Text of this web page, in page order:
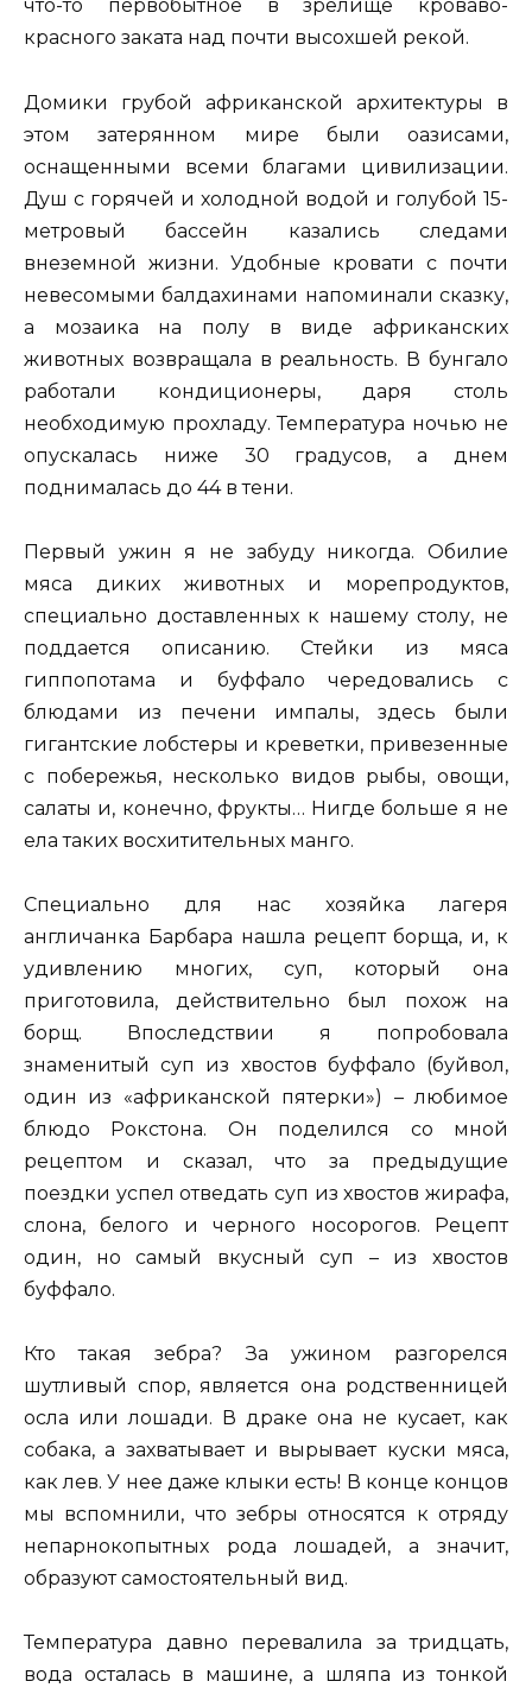
что-то первобытное в зрелище кроваво-
красного заката над почти высохшей рекой.
Домики грубой африканской архитектуры в
этом затерянном мире были оазисами,
оснащенными всеми благами цивилизации.
Душ с горячей и холодной водой и голубой 15-
метровый бассейн казались следами
внеземной жизни. Удобные кровати с почти
невесомыми балдахинами напоминали сказку,
а мозаика на полу в виде африканских
животных возвращала в реальность. В бунгало
работали кондиционеры, даря столь
необходимую прохладу. Температура ночью не
опускалась ниже 30 градусов, а днем
поднималась до 44 в тени.
Первый ужин я не забуду никогда. Обилие
мяса диких животных и морепродуктов,
специально доставленных к нашему столу, не
поддается описанию. Стейки из мяса
гиппопотама и буффало чередовались с
блюдами из печени импалы, здесь были
гигантские лобстеры и креветки, привезенные
с побережья, несколько видов рыбы, овощи,
салаты и, конечно, фрукты… Нигде больше я не
ела таких восхитительных манго.
Специально для нас хозяйка лагеря
англичанка Барбара нашла рецепт борща, и, к
удивлению многих, суп, который она
приготовила, действительно был похож на
борщ. Впоследствии я попробовала
знаменитый суп из хвостов буффало (буйвол,
один из «африканской пятерки») – любимое
блюдо Рокстона. Он поделился со мной
рецептом и сказал, что за предыдущие
поездки успел отведать суп из хвостов жирафа,
слона, белого и черного носорогов. Рецепт
один, но самый вкусный суп – из хвостов
буффало.
Кто такая зебра? За ужином разгорелся
шутливый спор, является она родственницей
осла или лошади. В драке она не кусает, как
собака, а захватывает и вырывает куски мяса,
как лев. У нее даже клыки есть! В конце концов
мы вспомнили, что зебры относятся к отряду
непарнокопытных рода лошадей, а значит,
образуют самостоятельный вид.
Температура давно перевалила за тридцать,
вода осталась в машине, а шляпа из тонкой